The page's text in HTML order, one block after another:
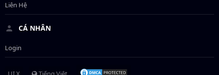
Liên Hệ
CÁ NHÂN
Login